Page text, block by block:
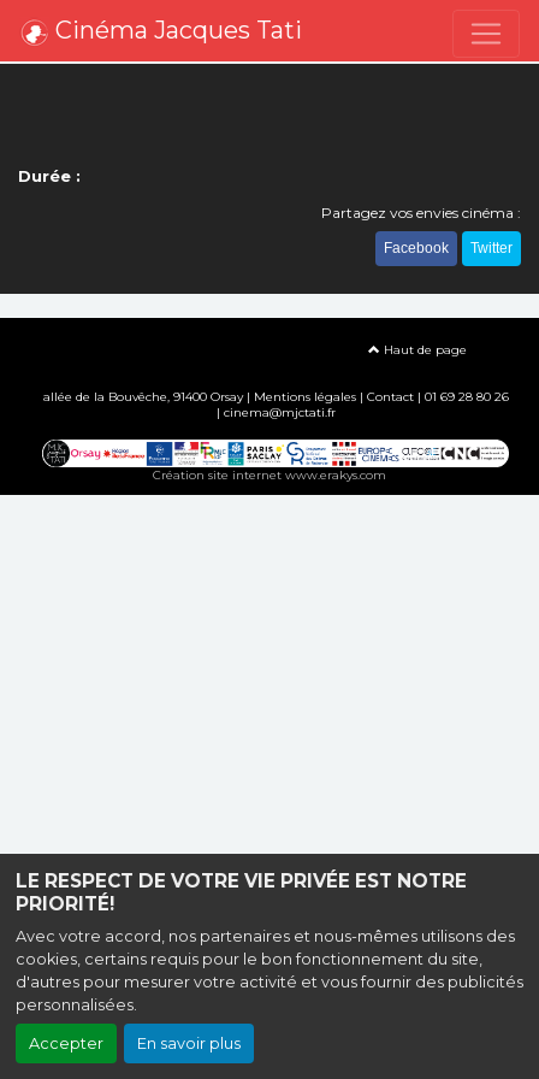
LE RESPECT DE VOTRE VIE PRIVÉE EST NOTRE
PRIORITÉ!
Avec votre accord, nos partenaires et nous-mêmes utilisons des
cookies, certains requis pour le bon fonctionnement du site,
d'autres pour mesurer votre activité et vous fournir des publicités
personnalisées.
Accepter En savoir plus
Cinéma Jacques Tati
Durée :
Partagez vos envies cinéma :
Facebook Twitter
Haut de page
allée de la Bouvêche, 91400 Orsay | Mentions légales| Contact| 01 69 28 80 26
| cinema@mjctati.fr
Création site internet www.erakys.com